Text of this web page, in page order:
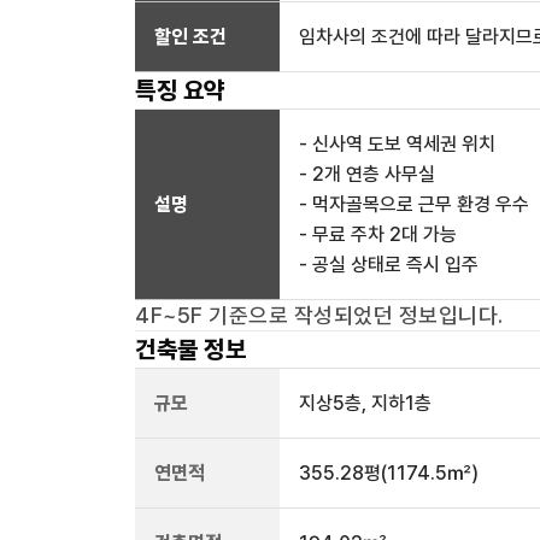
할인 조건 임차사의 조건에 따라 달라지
특징 요약
설명
- 신사역 도보 역세권 위치
- 2개 연층 사무실
- 먹자골목으로 근무 환경 우수
- 무료 주차 2대 가능
- 공실 상태로 즉시 입주
4F~5F 기준으로 작성되었던 정보입니다.
건축물 정보
규모 지상5층, 지하1층
연면적 355.28평(1174.5㎡)